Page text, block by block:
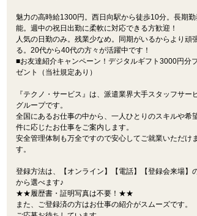
魅力の高時給1300円。西日向駅から徒歩10分。長期勤
能。週中の祝日出勤に柔軟に対応できる方歓迎！
人気の日勤のみ。残業少なめ。同期がいるからより頑
る。20代から40代の方々が活躍中です！
■お友達紹介キャンペーン！デジタルギフト3000円分
ゼント（当社規定あり）
『テクノ・サービス』は、派遣業界大手スタッフサー
グループです。
全国にあるお仕事の中から、一人ひとりのスキルや希
件に応じたお仕事をご案内します。
安全管理体制も万全ですので安心してご就業いただけま
す。
登録方法は、【オンライン】【電話】【登録会来場】
から選べます♪
★★履歴書・証明写真は不要！★★
また、ご登録済の方はお仕事の紹介がスムーズです。